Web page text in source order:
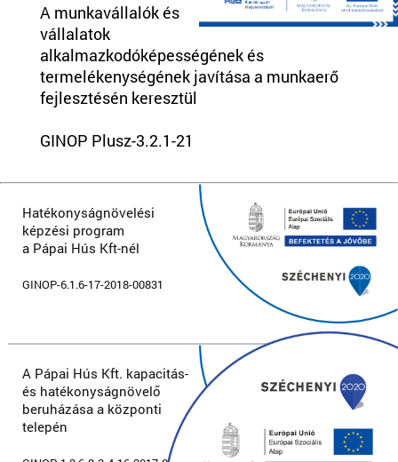
A munkavállalók és
vállalatok
alkalmazkodóképességének és
termelékenységének javítása a munkaerő
fejlesztésén keresztül
GINOP Plusz-3.2.1-21
Hatékonyságnövelési
képzési program
a Pápai Hús Kft-nél
GINOP-6.1.6-17-2018-00831
A Pápai Hús Kft. kapacitás-
és hatékonyságnövelő
beruházása a központi
telepén